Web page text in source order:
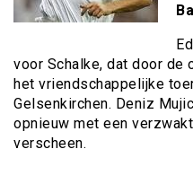
voor Schalke, dat door de
het vriendschappelijke
Gelsenkirchen. Deniz
opnieuw met een
verscheen.